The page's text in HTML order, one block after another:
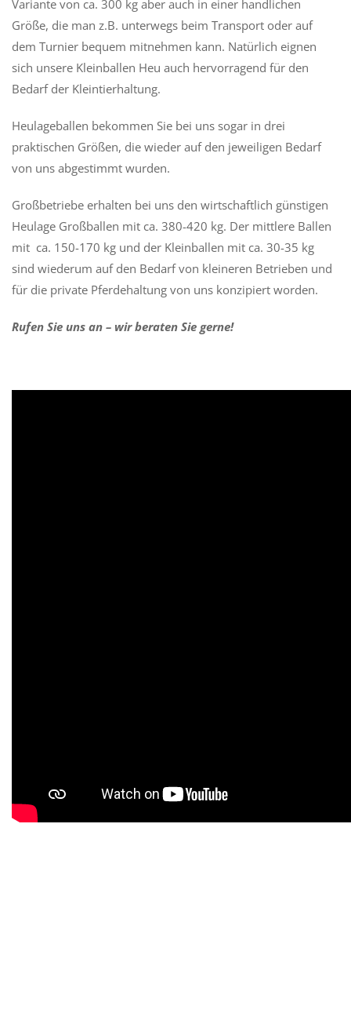
Variante von ca. 300 kg aber auch in einer handlichen
Größe, die man z.B. unterwegs beim Transport oder auf
dem Turnier bequem mitnehmen kann. Natürlich eignen
sich unsere Kleinballen Heu auch hervorragend für den
Bedarf der Kleintierhaltung.
Heulageballen bekommen Sie bei uns sogar in drei
praktischen Größen, die wieder auf den jeweiligen Bedarf
von uns abgestimmt wurden.
Großbetriebe erhalten bei uns den wirtschaftlich günstigen
Heulage Großballen mit ca. 380-420 kg. Der mittlere Ballen
mit ca. 150-170 kg und der Kleinballen mit ca. 30-35 kg
sind wiederum auf den Bedarf von kleineren Betrieben und
für die private Pferdehaltung von uns konzipiert worden.
Rufen Sie uns an – wir beraten Sie gerne!